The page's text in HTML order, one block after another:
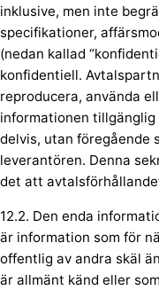
inklusive, men inte
specifikationer,
(nedan kallad
konfidentiell.
reproducera, använda
informationen
delvis, utan föregående
leverantören. Denna
det att
12.2. Den enda
är information som för
offentlig av andra skäl
är allmänt känd eller